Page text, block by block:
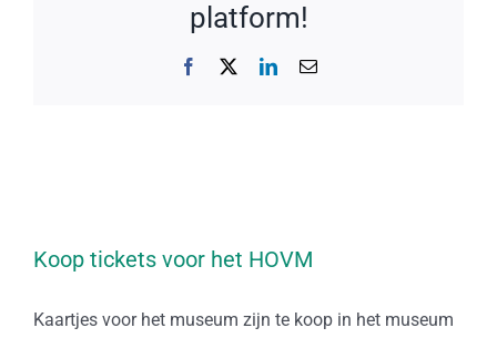
platform!
Facebook LinkedIn
E-
Koop tickets voor het HOVM
Kaartjes voor het museum zijn te koop in het museum